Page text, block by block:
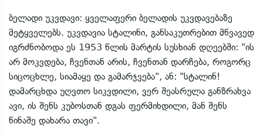
ბელადი უკვდავი: ყველაფერი ბელადის უკვდავებაზე
მეტყველებს. უკვდავია სტალინი, განსაკუთრებით მწვავედ
იგრძნობოდა ეს 1953 წლის მარტის სუსხიან დღეებში: "ის
არ მოკვდება, ჩვენთან არის, ჩვენთან დარჩება, როგორც
სიცოცხლე, სიამაყე და გამარჯვება", ან: "სტალინ!
დამარცხდა უღვთო სიკვდილი, ვერ შეასრულა განზრახვა
ავი, ის შენს კუბოსთან დგას ფერმიხდილი, მან შენს
წინაშე დახარა თავი".